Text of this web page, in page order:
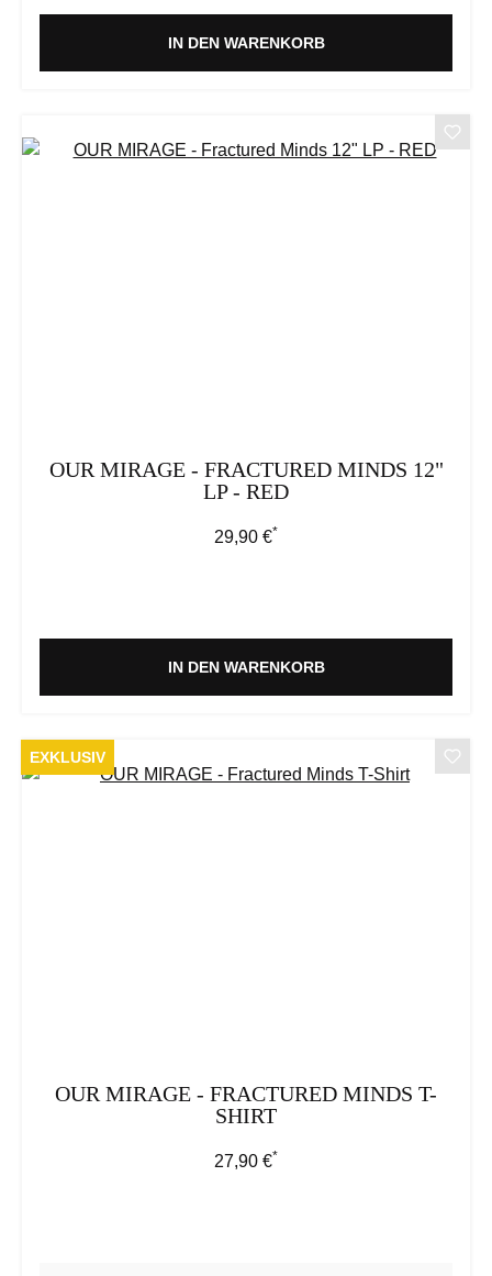
IN DEN WARENKORB
OUR MIRAGE - FRACTURED MINDS 12"
LP - RED
Regulärer Preis:
29,90 €*
IN DEN WARENKORB
EXKLUSIV
OUR MIRAGE - FRACTURED MINDS T-
SHIRT
Regulärer Preis:
27,90 €*